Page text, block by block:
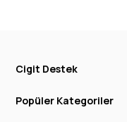
Cigit Destek
Popüler Kategoriler